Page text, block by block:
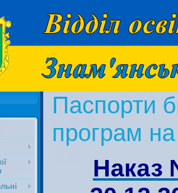
Паспорти
програм на
Наказ